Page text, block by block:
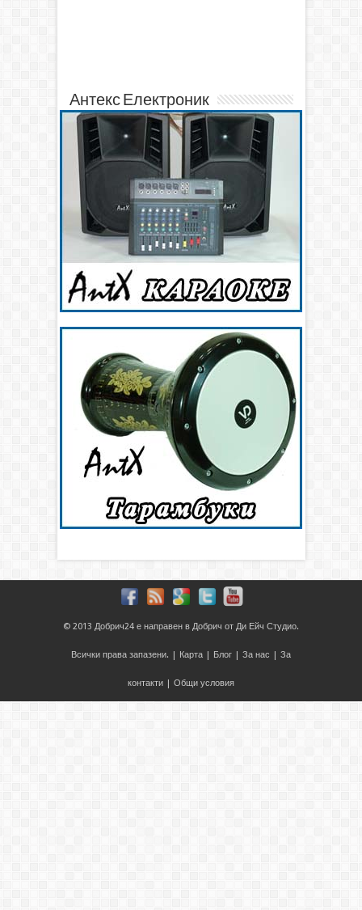
Антекс Електроник
© 2013 Добрич24 е направен в Добрич от Ди Ейч Студио.
Всички права запазени. | Карта Блог За нас За
контакти Общи условия